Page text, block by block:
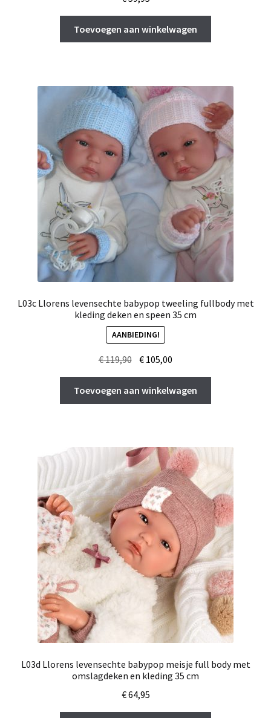
Toevoegen aan winkelwagen
L03c Llorens levensechte babypop tweeling fullbody met
kleding deken en speen 35 cm
AANBIEDING!
€119,90 Oorspronkelijke
prijs
was:
€ 119,90.
€ 105,00
prijs
is:
€ 105,00.
Toevoegen aan winkelwagen
L03d Llorens levensechte babypop meisje full body met
omslagdeken en kleding 35 cm
€64,95